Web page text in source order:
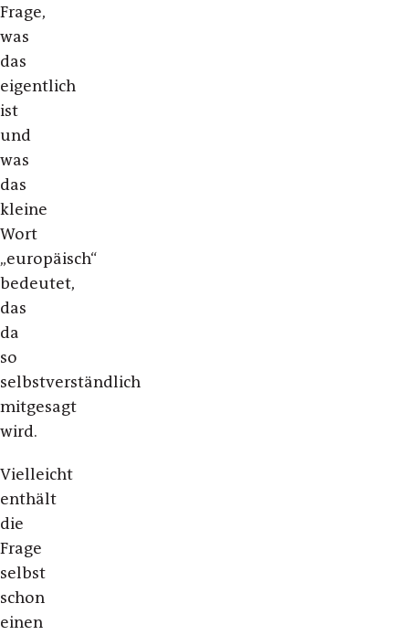
Frage,
was
das
eigentlich
ist
und
was
das
kleine
Wort
„europäisch“
bedeutet,
das
da
so
selbstverständlich
mitgesagt
wird.
Vielleicht
enthält
die
Frage
selbst
schon
einen